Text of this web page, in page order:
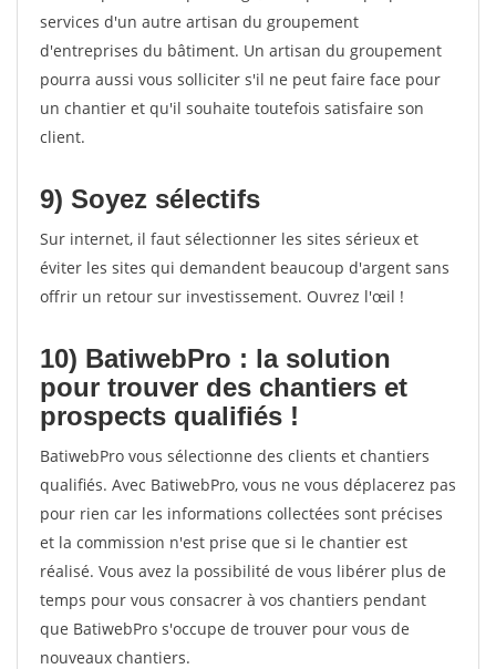
services d'un autre artisan du groupement
d'entreprises du bâtiment. Un artisan du groupement
pourra aussi vous solliciter s'il ne peut faire face pour
un chantier et qu'il souhaite toutefois satisfaire son
client.
9) Soyez sélectifs
Sur internet, il faut sélectionner les sites sérieux et
éviter les sites qui demandent beaucoup d'argent sans
offrir un retour sur investissement. Ouvrez l'œil !
10) BatiwebPro : la solution
pour trouver des chantiers et
prospects qualifiés !
BatiwebPro vous sélectionne des clients et chantiers
qualifiés. Avec BatiwebPro, vous ne vous déplacerez pas
pour rien car les informations collectées sont précises
et la commission n'est prise que si le chantier est
réalisé. Vous avez la possibilité de vous libérer plus de
temps pour vous consacrer à vos chantiers pendant
que BatiwebPro s'occupe de trouver pour vous de
nouveaux chantiers.